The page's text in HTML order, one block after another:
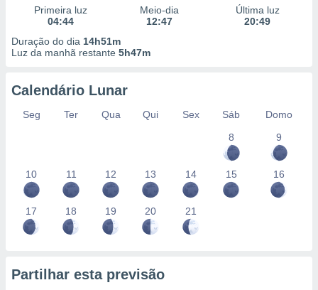
Primeira luz
04:44
Meio-dia
12:47
Última luz
20:49
Duração do dia 14h51m
Luz da manhã restante 5h47m
Calendário Lunar
Seg Ter Qua Qui Sex Sáb
Domo
8
9
10 11 12 13 14 15 16
17 18 19 20 21
Partilhar esta previsão